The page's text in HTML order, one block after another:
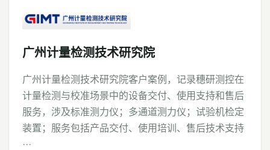
广州计量检测技术研究院
广州计量检测技术研究院客户案例，记录穗研测控在
计量检测与校准场景中的设备交付、使用支持和售后
服务，涉及标准测力仪；多通道测力仪；试验机检定
装置；服务包括产品交付、使用培训、售后技术支持
···